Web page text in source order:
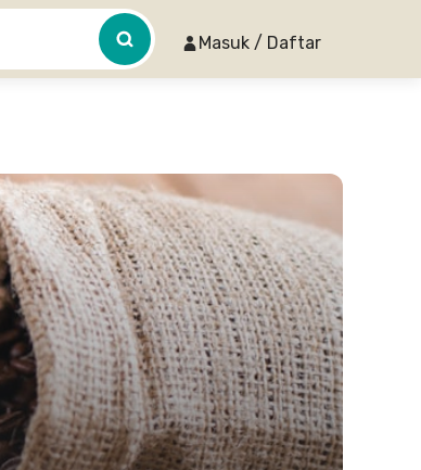
Masuk / Daftar